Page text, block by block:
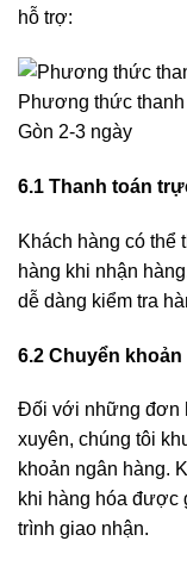
hỗ trợ:
Phương thức
Gòn 2-3 ngày
6.1 Thanh toán
Khách hàng có thể
hàng khi nhận
dễ dàng kiểm tra
6.2 Chuyển
Đối với những đơn
xuyên, chúng tôi
khoản ngân hàng.
khi hàng hóa được
trình giao nhận.